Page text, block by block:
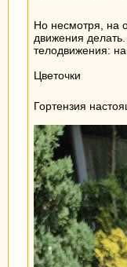
Но несмотря, на
движения
телодвижения:
Цветочки
Гортензия